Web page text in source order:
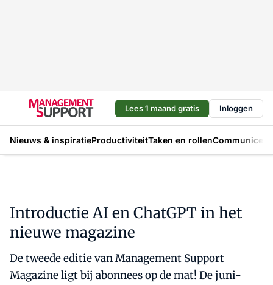
Lees 1 maand gratis Inloggen
Nieuws & inspiratieProductiviteitTaken en rollen
Introductie AI en ChatGPT in het
nieuwe magazine
De tweede editie van Management Support
Magazine ligt bij abonnees op de mat! De juni-